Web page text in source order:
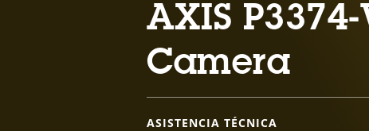
AXIS
Camera
ASISTENCIA TÉCNICA